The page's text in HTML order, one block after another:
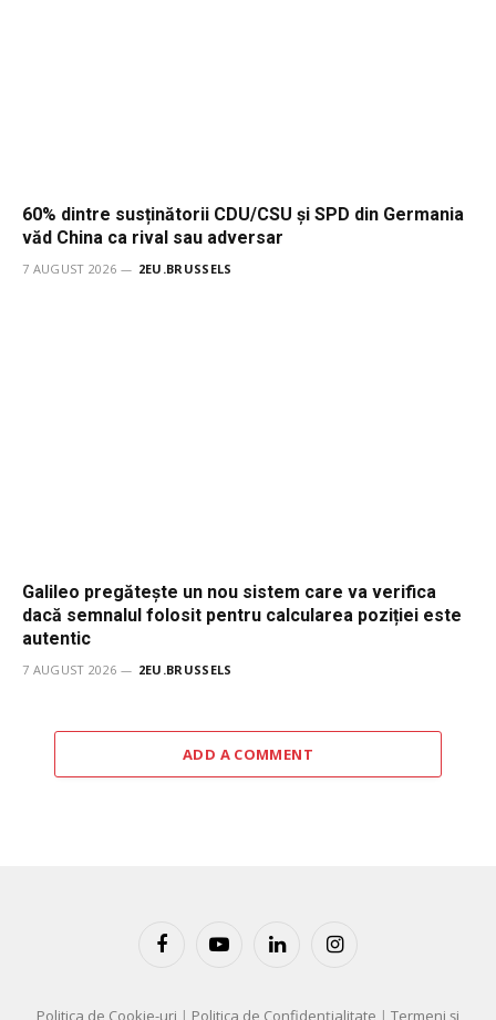
60% dintre susținătorii CDU/CSU și SPD din Germania
văd China ca rival sau adversar
7 AUGUST 2026 2EU.BRUSSELS
Galileo pregătește un nou sistem care va verifica
dacă semnalul folosit pentru calcularea poziției este
autentic
7 AUGUST 2026 2EU.BRUSSELS
ADD A COMMENT
FacebookYouTubeLinkedInInstagram
Politica de Cookie-uri | Politica de Confidențialitate | Termeni și